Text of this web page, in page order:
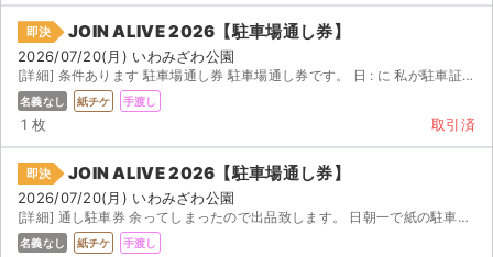
サイト情報
チケットジャム運営会社
即決 JOIN ALIVE 2026【駐車場通し券】
2026/07/20(月) いわみざわ公園
[詳細] 条件あります 駐車場通し券 駐車場通し券です。 日 : に 私が駐車証と引換します...
名義なし 紙チケ 手渡し
1 枚 取引済
即決 JOIN ALIVE 2026【駐車場通し券】
2026/07/20(月) いわみざわ公園
[詳細] 通し駐車券 余ってしまったので出品致します。 日朝一で紙の駐車券と交換しますので 時 ...
名義なし 紙チケ 手渡し